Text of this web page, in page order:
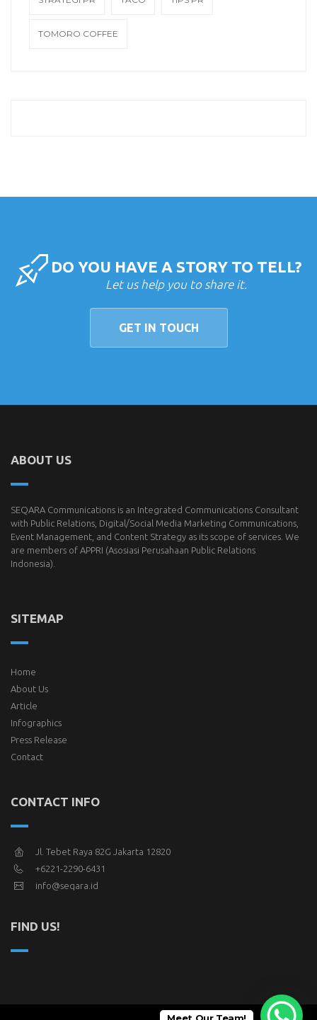
TOMORO COFFEE
DO YOU HAVE A STORY TO TELL?
Let us help you to share it.
GET IN TOUCH
ABOUT US
SEQARA Communications is an Integrated Communications Consultant
with Public Relations, Digital/Social Media Marketing Communications,
Event Management, and Content Strategy as its scope of services. We
are members of APPRI (Asosiasi Perusahaan Public Relations
Indonesia).
SITEMAP
Home
About Us
Article
Infographics
Press Release
Contact
CONTACT INFO
Jl. Tebet Raya 82G Jakarta 12820
+6221-2290-6431
info@seqara.id
FIND US!